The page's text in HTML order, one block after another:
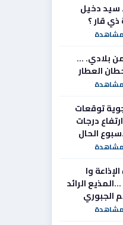
دخيل
قار ؟
بلادي. ...
العطار
توقعات
درجات
الحال
وا
الرائد
الجبوري